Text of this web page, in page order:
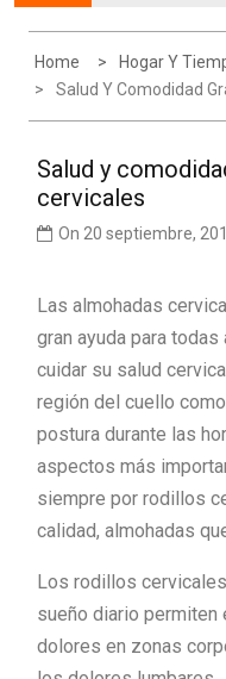
Home
Hogar Y
Salud Y Comodidad
Salud y
cervicales
On 20 septiembre,
Las almohadas
gran ayuda para
cuidar su salud
región del cuello
postura durante las
aspectos más
siempre por rodillos
calidad, almohadas
Los rodillos
sueño diario
dolores en zonas